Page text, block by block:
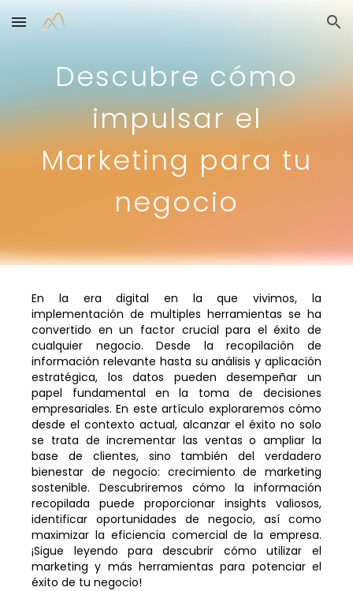
Skip to main content Skip to navigation
Descubre cómo
impulsar el
Marketing para tu
negocio
En la era digital en la que vivimos, la
implementación de multiples herramientas se ha
convertido en un factor crucial para el éxito de
cualquier negocio. Desde la recopilación de
información relevante hasta su análisis y aplicación
estratégica, los datos pueden desempeñar un
papel fundamental en la toma de decisiones
empresariales. En este artículo exploraremos cómo
desdeel contexto actual, alcanzar el éxito no solo
se trata de incrementar las ventas o ampliar la
base de clientes, sino también del verdadero
bienestar de negocio: crecimiento de marketing
sostenible. Descubriremos cómo la información
recopilada puede proporcionar insights valiosos,
identificar oportunidades de negocio,así como
maximizar la eficiencia comercial de la empresa.
¡Sigue leyendo para descubrir cómo utilizar el
marketing y más herramientaspara potenciar el
éxito de tu negocio!